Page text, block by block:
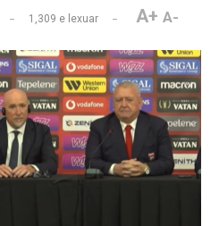
1,309 e lexuar A+ A-